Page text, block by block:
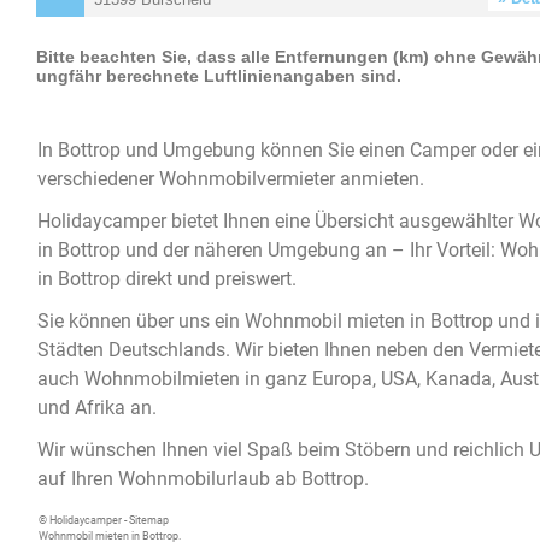
In Bottrop und Umgebung können Sie einen Camper oder
verschiedener Wohnmobilvermieter anmieten.
Holidaycamper bietet Ihnen eine Übersicht ausgewählter
in Bottrop und der näheren Umgebung an – Ihr Vorteil:
in Bottrop direkt und preiswert.
Sie können über uns ein Wohnmobil mieten in Bottrop und
Städten Deutschlands. Wir bieten Ihnen neben den
auch Wohnmobilmieten in ganz Europa, USA, Kanada,
und Afrika an.
Wir wünschen Ihnen viel Spaß beim Stöbern und reichlich
auf Ihren Wohnmobilurlaub ab Bottrop.
© Holidaycamper -Sitemap
Wohnmobil mieten in Bottrop.